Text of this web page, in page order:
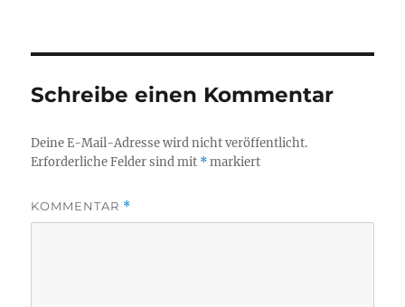
Schreibe einen Kommentar
Deine E-Mail-Adresse wird nicht veröffentlicht.
Erforderliche Felder sind mit *markiert
KOMMENTAR *